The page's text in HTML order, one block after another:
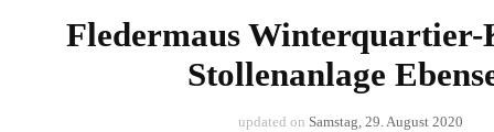
Fledermaus
Stollenanlage
updated on Samstag, 29. August 2020